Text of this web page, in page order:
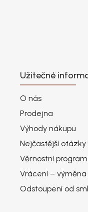
Užitečné
O nás
Prodejna
Výhody nákupu
Nejčastější otázky
Věrnostní program
Vrácení – výměna
Odstoupení od